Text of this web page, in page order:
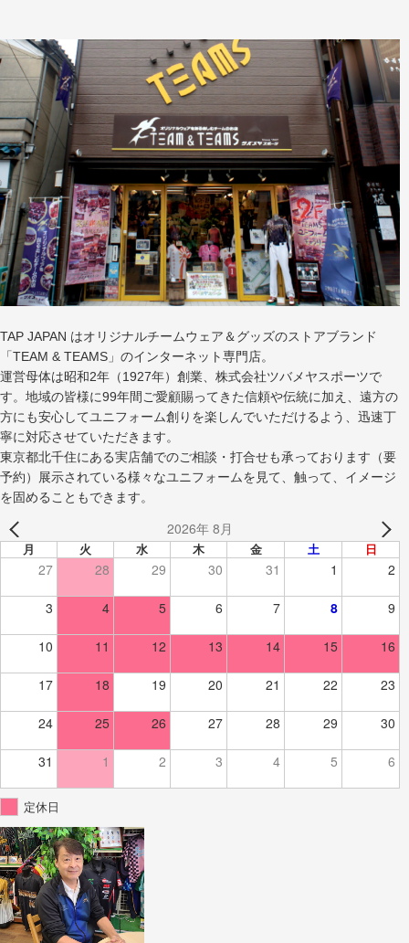
TAP JAPAN はオリジナルチームウェア＆グッズのストアブランド
「TEAM & TEAMS」のインターネット専門店。
運営母体は昭和2年（1927年）創業、株式会社ツバメヤスポーツで
す。地域の皆様に99年間ご愛顧賜ってきた信頼や伝統に加え、遠方の
方にも安心してユニフォーム創りを楽しんでいただけるよう、迅速丁
寧に対応させていただきます。
東京都北千住にある実店舗でのご相談・打合せも承っております（要
予約）展示されている様々なユニフォームを見て、触って、イメージ
を固めることもできます。
2026年 8月
月 火 水 木 金 土 日
27 28 29 30 31 1 2
3 4 5 6 7 8 9
10 11 12 13 14 15 16
17 18 19 20 21 22 23
24 25 26 27 28 29 30
31 1 2 3 4 5 6
定休日